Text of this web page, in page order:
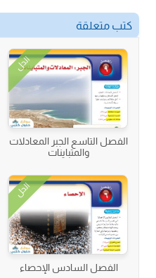
كتب متعلقة
الحل
الفصل التاسع الجبر المعادلات
والمتباينات
الحل
الفصل السادس الإحصاء